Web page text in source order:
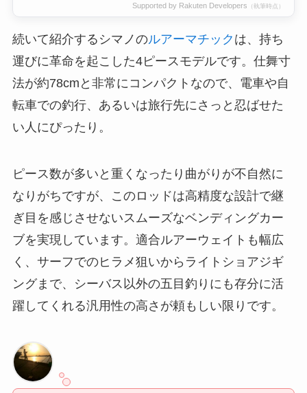
Supported by Rakuten Developers （執筆時点）
続いて紹介するシマノのルアーマチック は、持ち
運びに革命を起こした4ピースモデルです。仕舞寸
法が約78cmと非常にコンパクトなので、電車や自
転車での釣行、あるいは旅行先にさっと忍ばせた
い人にぴったり。
ピース数が多いと重くなったり曲がりが不自然に
なりがちですが、このロッドは高精度な設計で継
ぎ目を感じさせないスムーズなベンディングカー
ブを実現しています。適合ルアーウェイトも幅広
く、サーフでのヒラメ狙いからライトショアジギ
ングまで、シーバス以外の五目釣りにも存分に活
躍してくれる汎用性の高さが頼もしい限りです。